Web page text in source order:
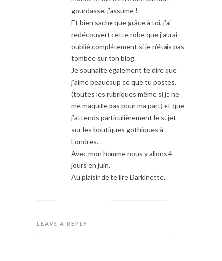
gourdasse, j’assume !
Et bien sache que grâce à toi, j’ai
redécouvert cette robe que j’aurai
oublié complétement si je n’étais pas
tombée sur ton blog.
Je souhaite également te dire que
j’aime beaucoup ce que tu postes,
(toutes les rubriques même si je ne
me maquille pas pour ma part) et que
j’attends particulièrement le sujet
sur les boutiques gothiques à
Londres.
Avec mon homme nous y allons 4
jours en juin.
Au plaisir de te lire Darkinette.
LEAVE A REPLY